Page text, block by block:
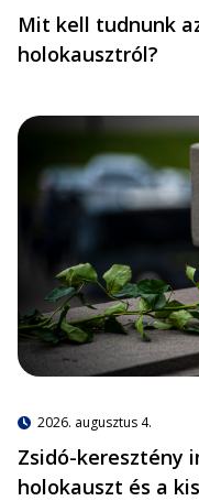
Mit kell tudnunk
holokausztról?
2026. augusztus 4.
Zsidó-keresztény
holokauszt és a